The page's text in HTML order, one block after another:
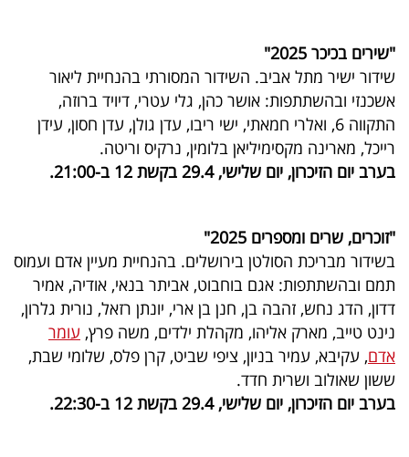
"שירים בכיכר 2025"
שידור ישיר מתל אביב. השידור המסורתי בהנחיית ליאור
אשכנזי ובהשתתפות: אושר כהן, גלי עטרי, דיויד ברוזה,
התקווה 6, ואלרי חמאתי, ישי ריבו, עדן גולן, עדן חסון, עידן
רייכל, מארינה מקסימיליאן בלומין, נרקיס וריטה.
בערב יום הזיכרון, יום שלישי, 29.4 בקשת 12 ב-21:00.
"זוכרים, שרים ומספרים 2025"
בשידור מבריכת הסולטן בירושלים. בהנחיית מעיין אדם ועמוס
תמם ובהשתתפות: אגם בוחבוט, אביתר בנאי, אודיה, אמיר
דדון, הדג נחש, זהבה בן, חנן בן ארי, יונתן רזאל, נורית גלרון,
נינט טייב, מארק אליהו, מקהלת ילדים, משה פרץ, עומר
אדם, עקיבא, עמיר בניון, ציפי שביט, קרן פלס, שלומי שבת,
ששון שאולוב ושרית חדד.
בערב יום הזיכרון, יום שלישי, 29.4 בקשת 12 ב-22:30.